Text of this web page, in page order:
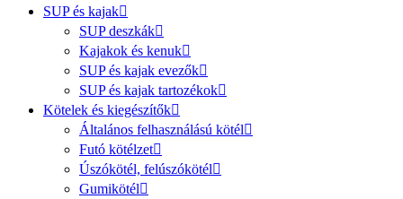
SUP és kajak
SUP deszkák
Kajakok és kenuk
SUP és kajak evezők
SUP és kajak tartozékok
Kötelek és kiegészítők
Általános felhasználású kötél
Futó kötélzet
Úszókötél, felúszókötél
Gumikötél